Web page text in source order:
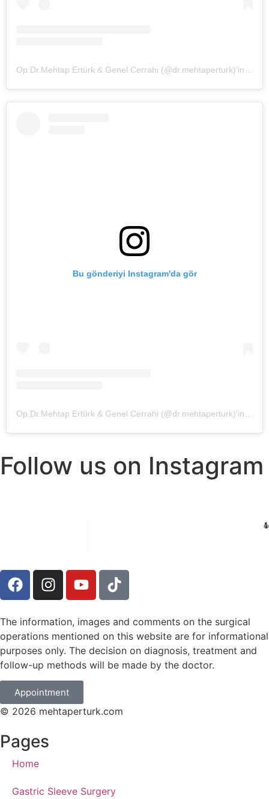
Bu gönderiyi Instagram'da gör
Follow us on Instagram
The information, images and comments on the surgical
operations mentioned on this website are for informational
purposes only. The decision on diagnosis, treatment and
follow-up methods will be made by the doctor.
Appointment
© 2026 mehtaperturk.com
Pages
Home
Gastric Sleeve Surgery